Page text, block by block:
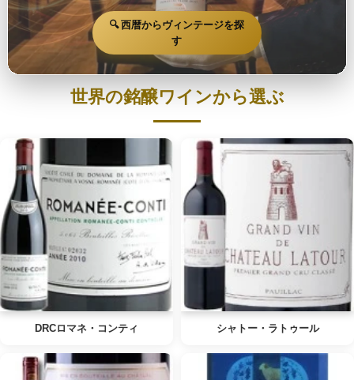
🔍 西暦からヴィンテージを探
す
世界の銘醸ワインから選ぶ
DRCロマネ・コンティ シャトー・ラトゥール